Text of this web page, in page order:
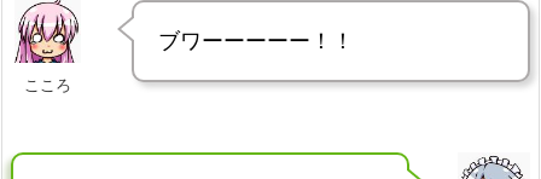
こころ
ブワーーーーー！！